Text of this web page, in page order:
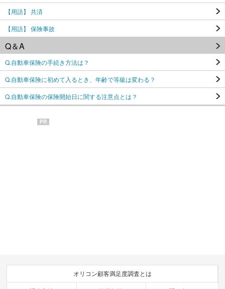
【用語】 共済
【用語】 保険事故
Q＆A
Q.自動車保険の手続き方法は？
Q.自動車保険に初めて入るとき、年齢で等級は変わる？
Q.自動車保険の保険開始日に関する注意点とは？
PR
オリコン顧客満足度調査とは